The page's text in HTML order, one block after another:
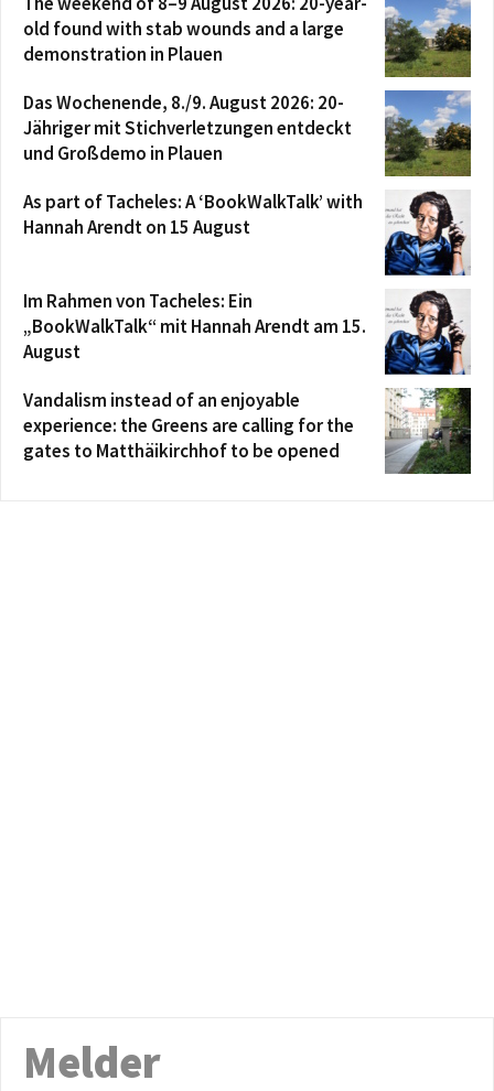
old found with stab wounds and a large
demonstration in Plauen
Das Wochenende, 8./9. August 2026: 20-
Jähriger mit Stichverletzungen entdeckt
und Großdemo in Plauen
As part of Tacheles: A ‘BookWalkTalk’ with
Hannah Arendt on 15 August
Im Rahmen von Tacheles: Ein
„BookWalkTalk“ mit Hannah Arendt am 15.
August
Vandalism instead of an enjoyable
experience: the Greens are calling for the
gates to Matthäikirchhof to be opened
Melder